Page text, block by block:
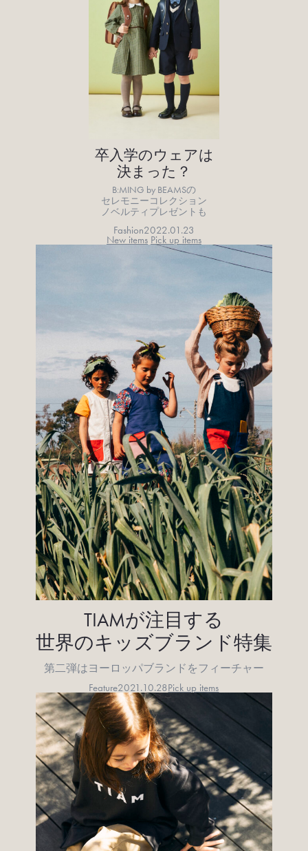
卒入学のウェアは
決まった？
B:MING by BEAMSの
セレモニーコレクション
ノベルティプレゼントも
Fashion2022.01.23
New items Pick up items
TIAMが注目する
世界のキッズブランド特集
第二弾はヨーロッパブランドをフィーチャー
Feature2021.10.28Pick up items